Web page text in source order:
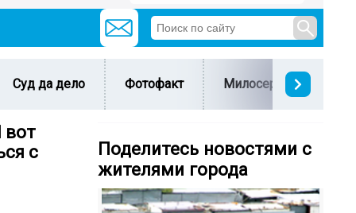
Суд да дело Фотофакт Милосердие
вот
с
Поделитесь новостями с
жителями города